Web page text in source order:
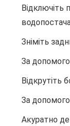
Відключіть
Зніміть
За
Відкрутіть
За
Акуратно